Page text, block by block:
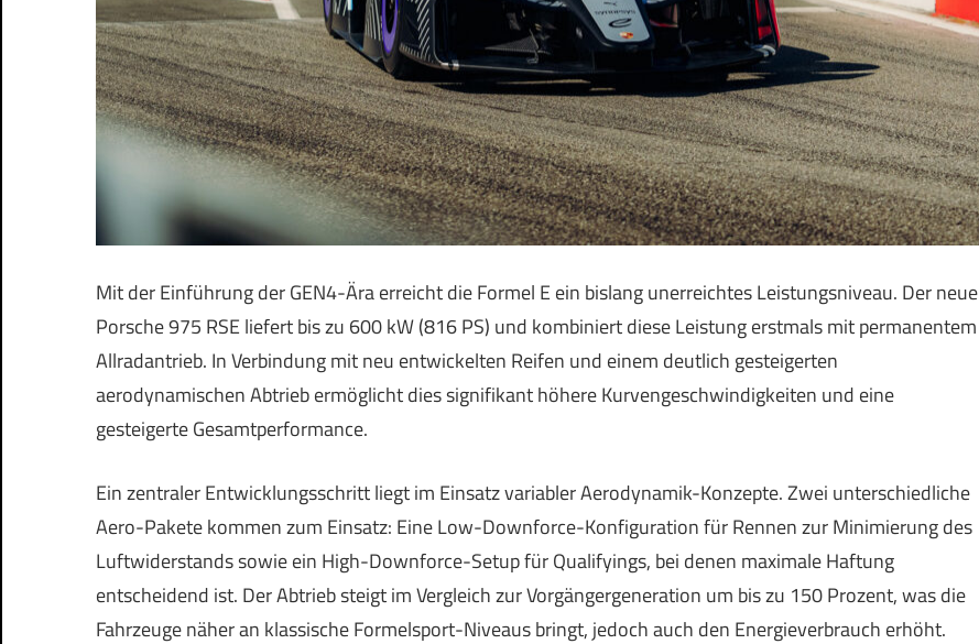
Mit der Einführung der GEN4-Ära erreicht die Formel E ein bislang unerreichtes Leistungsniveau. Der neue
Porsche 975 RSE liefert bis zu 600 kW (816 PS) und kombiniert diese Leistung erstmals mit permanentem
Allradantrieb. In Verbindung mit neu entwickelten Reifen und einem deutlich gesteigerten
aerodynamischen Abtrieb ermöglicht dies signifikant höhere Kurvengeschwindigkeiten und eine
gesteigerte Gesamtperformance.
Ein zentraler Entwicklungsschritt liegt im Einsatz variabler Aerodynamik-Konzepte. Zwei unterschiedliche
Aero-Pakete kommen zum Einsatz: Eine Low-Downforce-Konfiguration für Rennen zur Minimierung des
Luftwiderstands sowie ein High-Downforce-Setup für Qualifyings, bei denen maximale Haftung
entscheidend ist. Der Abtrieb steigt im Vergleich zur Vorgängergeneration um bis zu 150 Prozent, was die
Fahrzeuge näher an klassische Formelsport-Niveaus bringt, jedoch auch den Energieverbrauch erhöht.